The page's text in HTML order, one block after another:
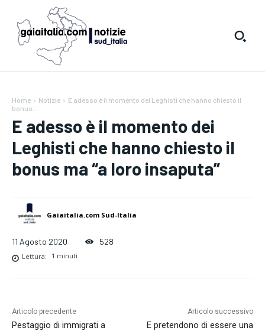
Home Notizie
E adesso è il momento dei Leghisti che hanno chiesto il
bonus...
E adesso è il momento dei
Leghisti che hanno chiesto il
bonus ma “a loro insaputa”
Gaiaitalia.com Sud-Italia
11 Agosto 2020 528
Lettura: 1 minuti
Articolo precedente
Pestaggio di immigrati a
Articolo successivo
E pretendono di essere una